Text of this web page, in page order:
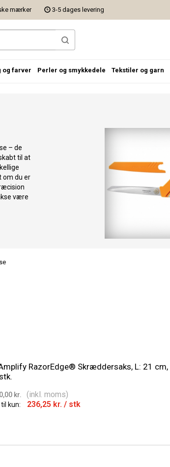
– de
til at
om du er
være
RazorEdge® Skræddersaks, L: 21 cm,
kr. (inkl. moms)
kun: 236,25 kr. / stk
mærker 3-5 dages levering
og farver Perler og smykkedele Tekstiler og garn